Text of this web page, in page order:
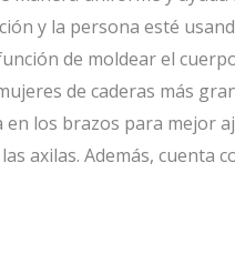
y la persona esté
de moldear el
de caderas más
los brazos para mejor
axilas. Además, cuenta